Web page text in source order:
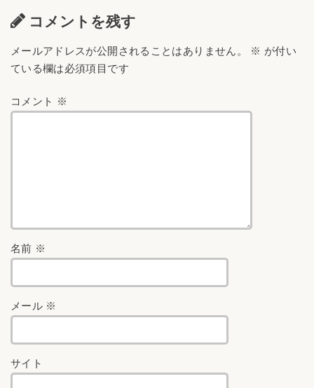
コメントを残す
メールアドレスが公開されることはありません。 ※ が付い
ている欄は必須項目です
コメント ※
名前 ※
メール ※
サイト